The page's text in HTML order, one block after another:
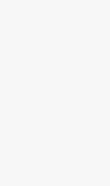
un
en
Axion